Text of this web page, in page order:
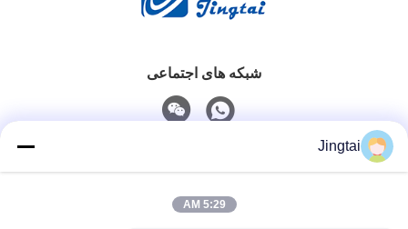
شبکه های اجتماعی
Jingtai
5:29 AM